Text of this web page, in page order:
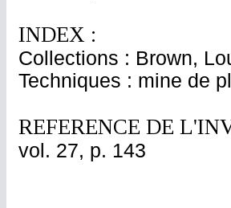
INDEX :
Collections : Brown,
Techniques : mine de
REFERENCE DE
vol. 27, p. 143